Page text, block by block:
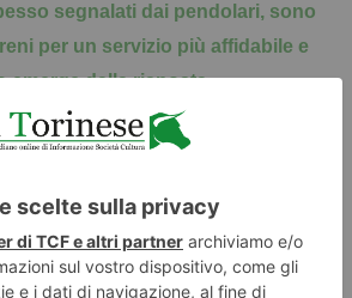
segnalati dai pendolari, sono
per un servizio più affidabile e
emerge dalla risposta
ai Trasporti, Francesco
una nota letta
del consigliere Andrea
disservizi della rete ferroviaria. Nel
con Trenitalia – ha dichiaratoBalocco